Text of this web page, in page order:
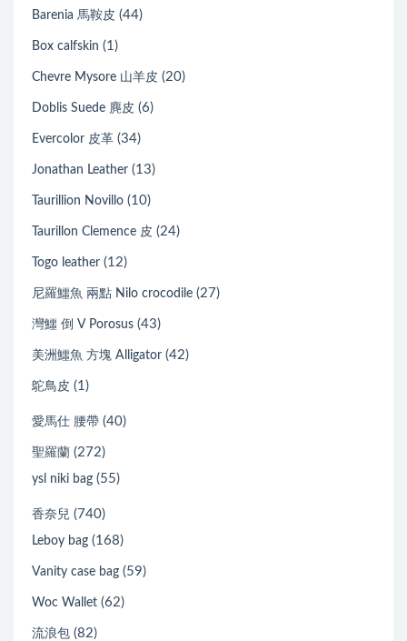
Barenia 馬鞍皮 (44)
Box calfskin (1)
Chevre Mysore 山羊皮 (20)
Doblis Suede 麂皮 (6)
Evercolor 皮革 (34)
Jonathan Leather (13)
Taurillion Novillo (10)
Taurillon Clemence 皮 (24)
Togo leather (12)
尼羅鱷魚 兩點 Nilo crocodile (27)
灣鱷 倒 V Porosus (43)
美洲鱷魚 方塊 Alligator (42)
鴕鳥皮 (1)
愛馬仕 腰帶 (40)
聖羅蘭 (272)
ysl niki bag (55)
香奈兒 (740)
Leboy bag (168)
Vanity case bag (59)
Woc Wallet (62)
流浪包 (82)